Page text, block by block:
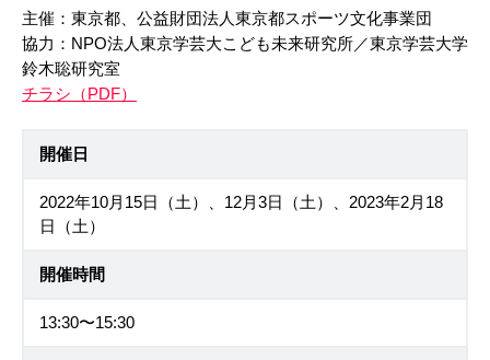
主催：東京都、公益財団法人東京都スポーツ文化事業団
協力：NPO法人東京学芸大こども未来研究所／東京学芸大学
鈴木聡研究室
チラシ（PDF）
開催日
2022年10月15日（土）、12月3日（土）、2023年2月18
日（土）
開催時間
13:30〜15:30